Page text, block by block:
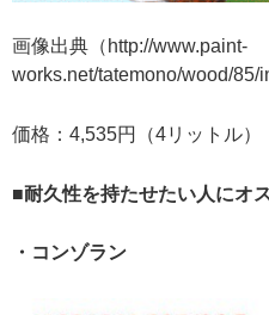
画像出典（http://www.paint-
works.net/tatemono/wood/85/
価格：4,535円（4リットル
■耐久性を持たせたい人にオ
・コンゾラン